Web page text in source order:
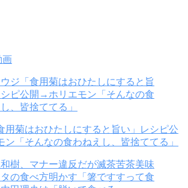
画
用菊はおひたしにすると旨い」レシピ公
「そんなの食わねえし、皆捨ててる」